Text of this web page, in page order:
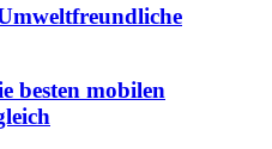
besten mobilen